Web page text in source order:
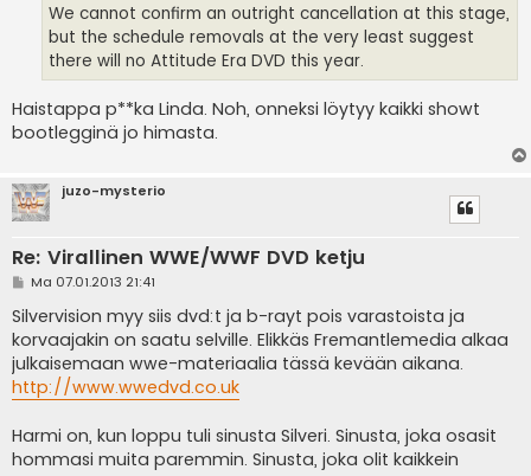
We cannot confirm an outright cancellation at this stage,
but the schedule removals at the very least suggest
there will no Attitude Era DVD this year.
Haistappa p**ka Linda. Noh, onneksi löytyy kaikki showt
bootlegginä jo himasta.
juzo-mysterio
Re: Virallinen WWE/WWF DVD ketju
V
e
s
t
i
Ma 07.01.2013 21:41
Silvervision myy siis dvd:t ja b-rayt pois varastoista ja
korvaajakin on saatu selville. Elikkäs Fremantlemedia alkaa
julkaisemaan wwe-materiaalia tässä kevään aikana.
http://www.wwedvd.co.uk
Harmi on, kun loppu tuli sinusta Silveri. Sinusta, joka osasit
hommasi muita paremmin. Sinusta, joka olit kaikkein